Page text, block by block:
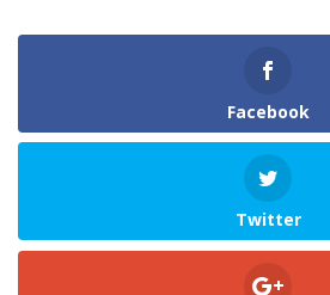
Facebook
Twitter